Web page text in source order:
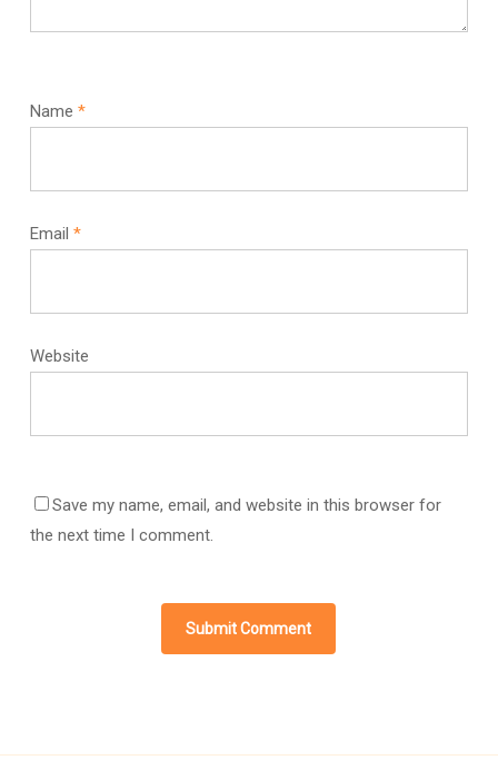
Name *
Email *
Website
Save my name, email, and website in this browser for
the next time I comment.